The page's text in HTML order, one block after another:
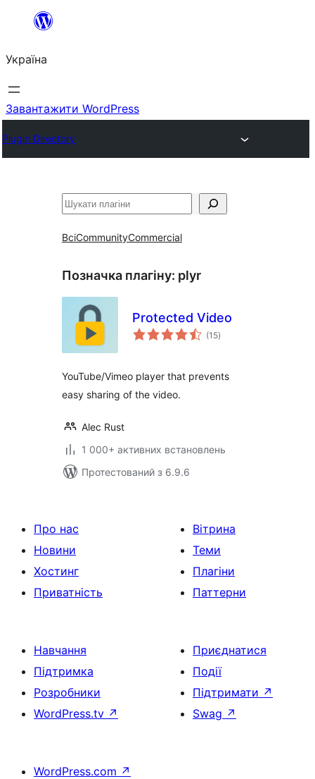
Перейти
вмісту
Україна
Завантажити WordPress
Plugin Directory
Пошук
ВсіCommunityCommercial
Позначка плагіну: plyr
Protected Video
(15загальний
рейтинг
)
YouTube/Vimeo player that prevents
easy sharing of the video.
Alec Rust
1 000+ активних встановлень
Протестований з 6.9.6
Про нас
Новини
Хостинг
Приватність
Вітрина
Теми
Плагіни
Паттерни
Навчання
Підтримка
Розробники
WordPress.tv ↗
Приєднатися
Події
Підтримати ↗
Swag ↗
WordPress.com ↗